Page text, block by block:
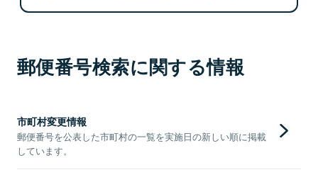
郵便番号検索に関する情報
市町村変更情報
郵便番号を公表した市町村の一覧を実施日の新しい順に掲載
しています。